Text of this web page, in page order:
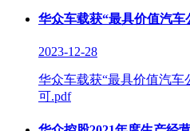
华众车载获“最具价值汽
2023-12-28
华众车载获“最具价值汽车
可.pdf